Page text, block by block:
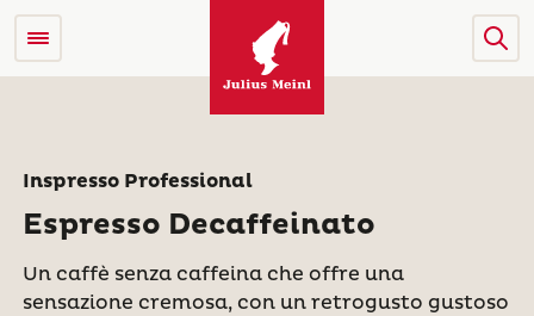
Inspresso Professional
Espresso Decaffeinato
Un caffè senza caffeina che offre una
sensazione cremosa, con un retrogusto gustoso